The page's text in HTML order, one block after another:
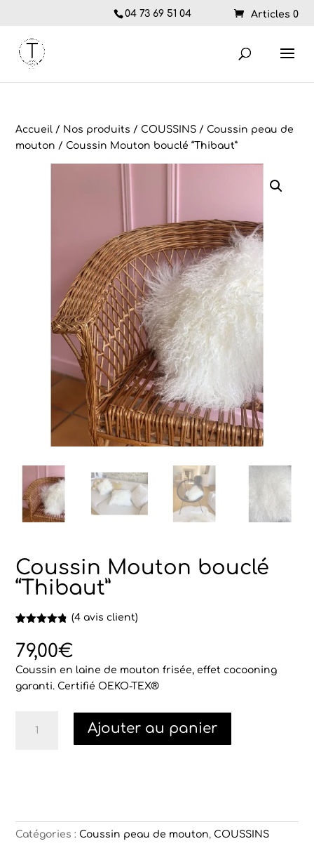
04 73 69 51 04 Articles 0
Accueil / Nos produits /COUSSINS /Coussin peau de
mouton / Coussin Mouton bouclé “Thibaut”
Coussin Mouton bouclé
“Thibaut”
sur 5
basé sur
notations
client
(4 avis client)
79,00€
Coussin en laine de mouton frisée, effet cocooning
garanti. Certifié OEKO-TEX®
Ajouter au panier
Catégories :Coussin peau de mouton,COUSSINS